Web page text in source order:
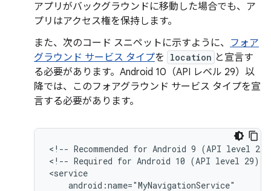
アプリがバックグラウンドに移動した場合でも、ア
プリはアクセス権を保持します。
また、次のコード スニペットに示すように、 フォア
グラウンド サービス タイプを location と宣言す
る必要があります。Android 10（API レベル 29）以
降では、このフォアグラウンド サービス タイプを宣
言する必要があります。
<!-- Recommended for Android 9 (API level 28)
<!-- Required for Android 10 (API level 29)